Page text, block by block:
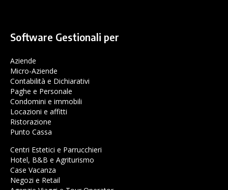
Software Gestionali per
Aziende
Micro-Aziende
Contabilità e Dichiarativi
Paghe e Personale
Condomini e immobili
Locazioni e affitti
Ristorazione
Punto Cassa
Centri Estetici e Parrucchieri
Hotel, B&B e Agriturismo
Case Vacanza
Negozi e Retail